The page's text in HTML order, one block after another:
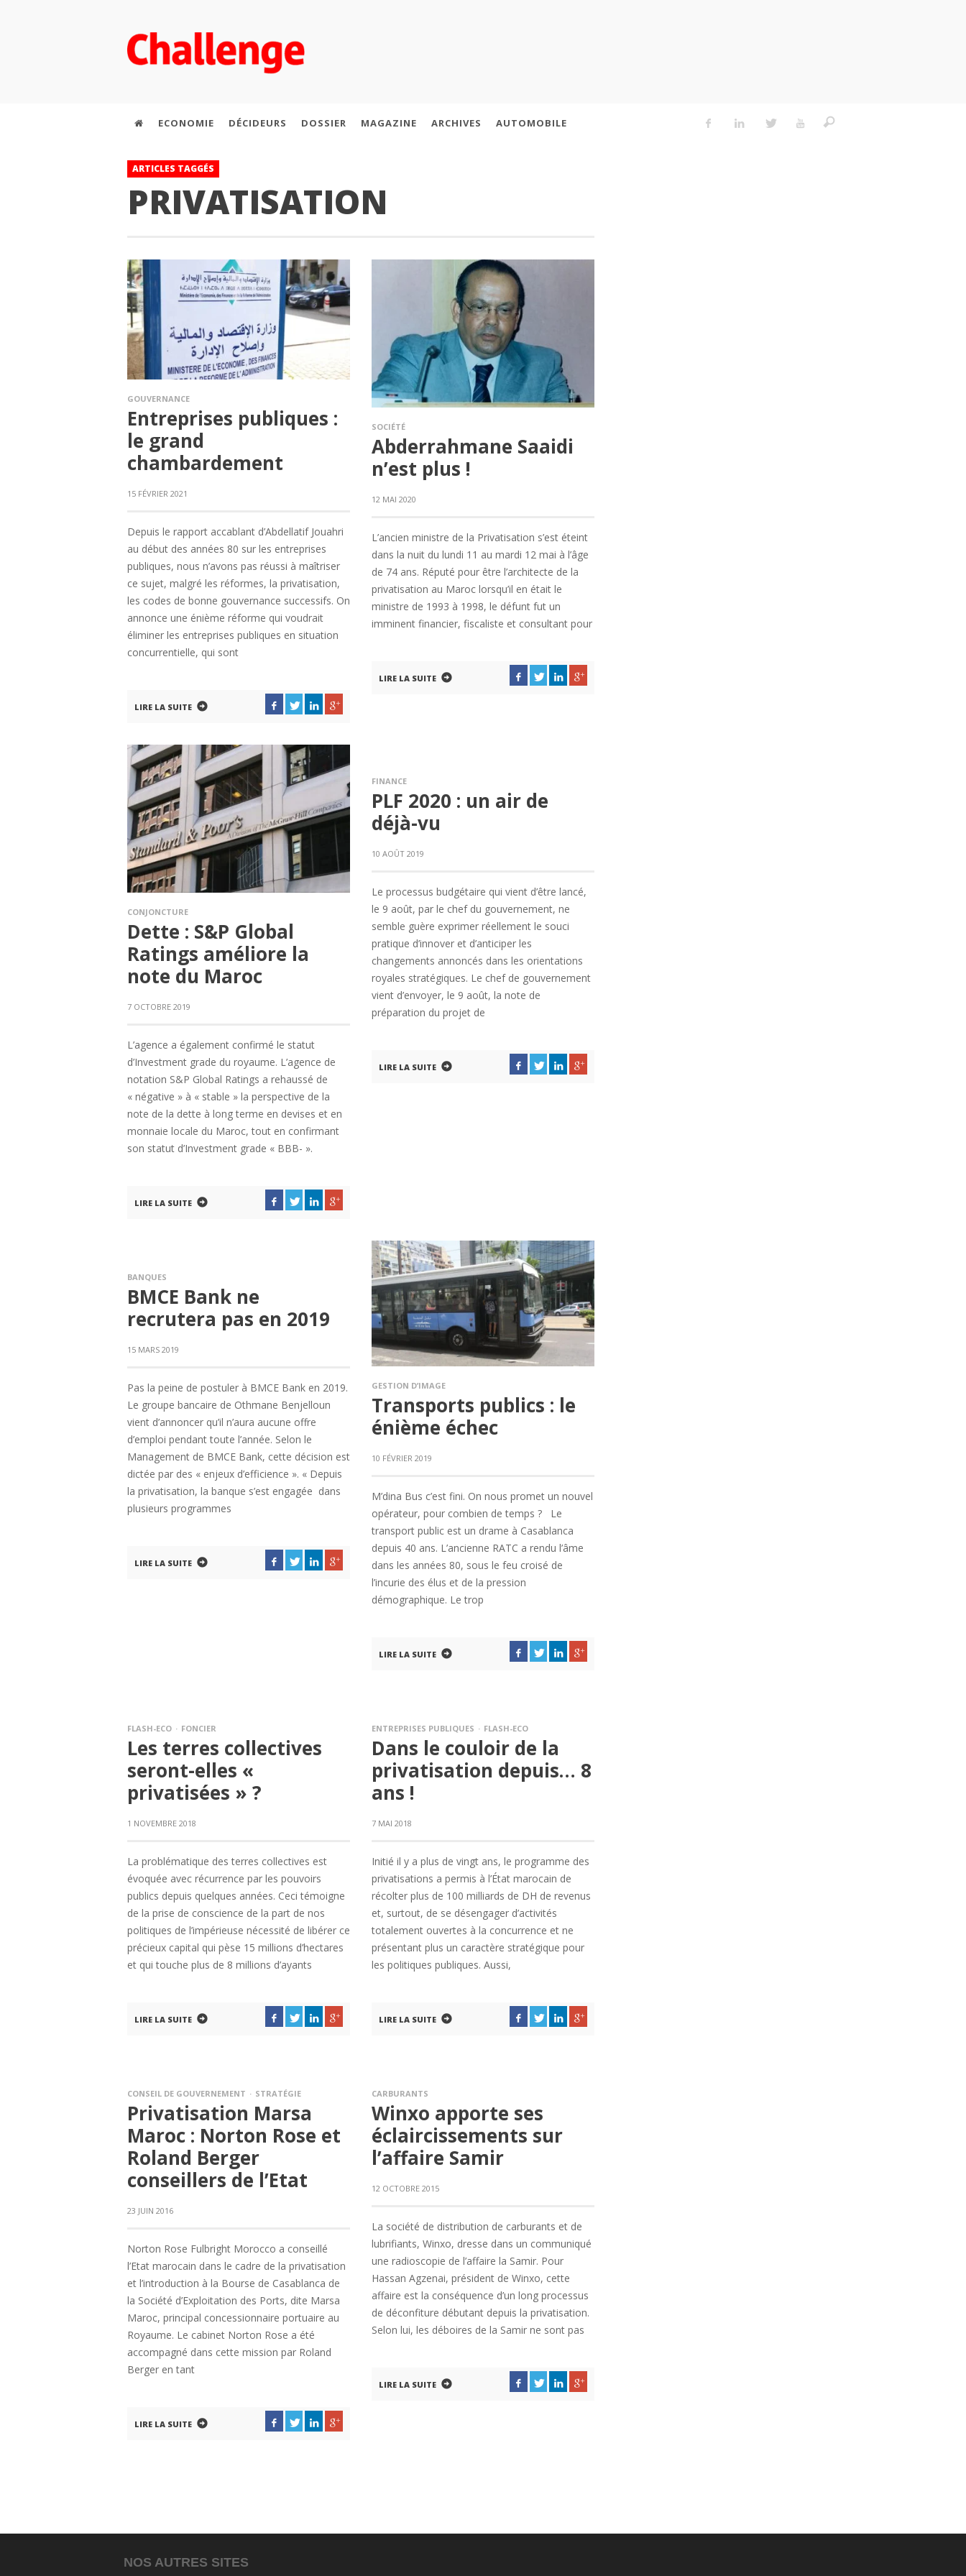
ECONOMIE DÉCIDEURS DOSSIER MAGAZINE ARCHIVES AUTOMOBILE
ARTICLES TAGGÉS
PRIVATISATION
GOUVERNANCE
Entreprises publiques :
le grand
chambardement
15 FÉVRIER 2021
Depuis le rapport accablant d’Abdellatif Jouahri
au début des années 80 sur les entreprises
publiques, nous n’avons pas réussi à maîtriser
ce sujet, malgré les réformes, la privatisation,
les codes de bonne gouvernance successifs. On
annonce une énième réforme qui voudrait
éliminer les entreprises publiques en situation
concurrentielle, qui sont
LIRE LA SUITE
SOCIÉTÉ
Abderrahmane Saaidi
n’est plus !
12 MAI 2020
L’ancien ministre de la Privatisation s’est éteint
dans la nuit du lundi 11 au mardi 12 mai à l’âge
de 74 ans. Réputé pour être l’architecte de la
privatisation au Maroc lorsqu’il en était le
ministre de 1993 à 1998, le défunt fut un
imminent financier, fiscaliste et consultant pour
LIRE LA SUITE
CONJONCTURE
Dette : S&P Global
Ratings améliore la
note du Maroc
7 OCTOBRE 2019
L’agence a également confirmé le statut
d’Investment grade du royaume. L’agence de
notation S&P Global Ratings a rehaussé de
« négative » à « stable » la perspective de la
note de la dette à long terme en devises et en
monnaie locale du Maroc, tout en confirmant
son statut d’Investment grade « BBB- ».
LIRE LA SUITE
FINANCE
PLF 2020 : un air de
déjà-vu
10 AOÛT 2019
Le processus budgétaire qui vient d’être lancé,
le 9 août, par le chef du gouvernement, ne
semble guère exprimer réellement le souci
pratique d’innover et d’anticiper les
changements annoncés dans les orientations
royales stratégiques. Le chef de gouvernement
vient d’envoyer, le 9 août, la note de
préparation du projet de
LIRE LA SUITE
BANQUES
BMCE Bank ne
recrutera pas en 2019
15 MARS 2019
Pas la peine de postuler à BMCE Bank en 2019.
Le groupe bancaire de Othmane Benjelloun
vient d’annoncer qu’il n’aura aucune offre
d’emploi pendant toute l’année. Selon le
Management de BMCE Bank, cette décision est
dictée par des « enjeux d’efficience ». « Depuis
la privatisation, la banque s’est engagée dans
plusieurs programmes
LIRE LA SUITE
GESTION D’IMAGE
Transports publics : le
énième échec
10 FÉVRIER 2019
M’dina Bus c’est fini. On nous promet un nouvel
opérateur, pour combien de temps ? Le
transport public est un drame à Casablanca
depuis 40 ans. L’ancienne RATC a rendu l’âme
dans les années 80, sous le feu croisé de
l’incurie des élus et de la pression
démographique. Le trop
LIRE LA SUITE
FLASH-ECO FONCIER
Les terres collectives
seront-elles «
privatisées » ?
1 NOVEMBRE 2018
La problématique des terres collectives est
évoquée avec récurrence par les pouvoirs
publics depuis quelques années. Ceci témoigne
de la prise de conscience de la part de nos
politiques de l’impérieuse nécessité de libérer ce
précieux capital qui pèse 15 millions d’hectares
et qui touche plus de 8 millions d’ayants
LIRE LA SUITE
ENTREPRISES PUBLIQUES FLASH-ECO
Dans le couloir de la
privatisation depuis… 8
ans !
7 MAI 2018
Initié il y a plus de vingt ans, le programme des
privatisations a permis à l’État marocain de
récolter plus de 100 milliards de DH de revenus
et, surtout, de se désengager d’activités
totalement ouvertes à la concurrence et ne
présentant plus un caractère stratégique pour
les politiques publiques. Aussi,
LIRE LA SUITE
CONSEIL DE GOUVERNEMENT STRATÉGIE
Privatisation Marsa
Maroc : Norton Rose et
Roland Berger
conseillers de l’Etat
23 JUIN 2016
Norton Rose Fulbright Morocco a conseillé
l’Etat marocain dans le cadre de la privatisation
et l’introduction à la Bourse de Casablanca de
la Société d’Exploitation des Ports, dite Marsa
Maroc, principal concessionnaire portuaire au
Royaume. Le cabinet Norton Rose a été
accompagné dans cette mission par Roland
Berger en tant
LIRE LA SUITE
CARBURANTS
Winxo apporte ses
éclaircissements sur
l’affaire Samir
12 OCTOBRE 2015
La société de distribution de carburants et de
lubrifiants, Winxo, dresse dans un communiqué
une radioscopie de l’affaire la Samir. Pour
Hassan Agzenai, président de Winxo, cette
affaire est la conséquence d’un long processus
de déconfiture débutant depuis la privatisation.
Selon lui, les déboires de la Samir ne sont pas
LIRE LA SUITE
NOS AUTRES SITES